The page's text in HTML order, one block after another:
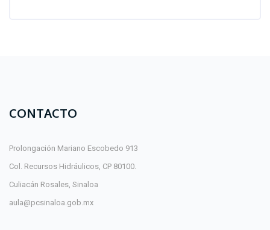
CONTACTO
Prolongación Mariano Escobedo 913
Col. Recursos Hidráulicos, CP 80100.
Culiacán Rosales, Sinaloa
aula@pcsinaloa.gob.mx